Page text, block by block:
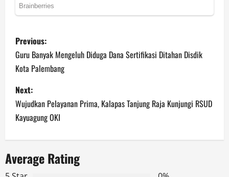
P
o
s
t
n
a
v
Previous:
Guru Banyak Mengeluh Diduga Dana Sertifikasi Ditahan Disdik
Kota Palembang
Next:
Wujudkan Pelayanan Prima, Kalapas Tanjung Raja Kunjungi RSUD
Kayuagung OKI
Average Rating